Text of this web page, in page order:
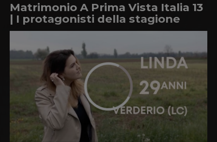
Matrimonio A Prima Vista Italia 13
| I protagonisti della stagione